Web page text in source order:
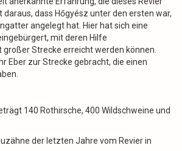
dass Hőgyész unter den ersten war,
angelegt hat. Hier hat sich eine
mit deren Hilfe
großer Strecke erreicht werden können.
Eber zur Strecke gebracht, die einen
140 Rothirsche, 400 Wildschweine und
der letzten Jahre vom Revier in